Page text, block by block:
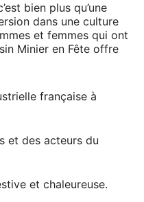
bien plus qu’une
dans une culture
et femmes qui ont
Minier en Fête offre
française à
et des acteurs du
et chaleureuse.